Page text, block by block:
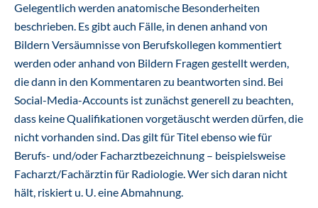
Gelegentlich werden anatomische Besonderheiten
beschrieben. Es gibt auch Fälle, in denen anhand von
Bildern Versäumnisse von Berufskollegen kommentiert
werden oder anhand von Bildern Fragen gestellt werden,
die dann in den Kommentaren zu beantworten sind. Bei
Social-Media-Accounts ist zunächst generell zu beachten,
dass keine Qualifikationen vorgetäuscht werden dürfen, die
nicht vorhanden sind. Das gilt für Titel ebenso wie für
Berufs- und/oder Facharztbezeichnung – beispielsweise
Facharzt/Fachärztin für Radiologie. Wer sich daran nicht
hält, riskiert u. U. eine Abmahnung.